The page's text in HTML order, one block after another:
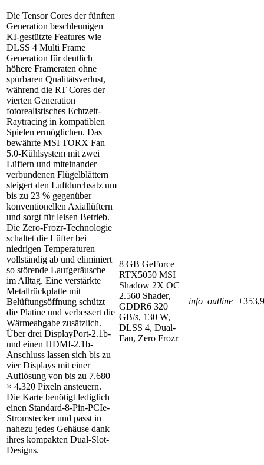
Die Tensor Cores der fünften
Generation beschleunigen
KI-gestützte Features wie
DLSS 4 Multi Frame
Generation für deutlich
höhere Frameraten ohne
spürbaren Qualitätsverlust,
während die RT Cores der
vierten Generation
fotorealistisches Echtzeit-
Raytracing in kompatiblen
Spielen ermöglichen. Das
bewährte MSI TORX Fan
5.0-Kühlsystem mit zwei
Lüftern und miteinander
verbundenen Flügelblättern
steigert den Luftdurchsatz um
bis zu 23 % gegenüber
konventionellen Axiallüftern
und sorgt für leisen Betrieb.
Die Zero-Frozr-Technologie
schaltet die Lüfter bei
niedrigen Temperaturen
vollständig ab und eliminiert
so störende Laufgeräusche
im Alltag. Eine verstärkte
Metallrückplatte mit
Belüftungsöffnung schützt
die Platine und verbessert die
Wärmeabgabe zusätzlich.
Über drei DisplayPort-2.1b-
und einen HDMI-2.1b-
Anschluss lassen sich bis zu
vier Displays mit einer
Auflösung von bis zu 7.680
× 4.320 Pixeln ansteuern.
Die Karte benötigt lediglich
einen Standard-8-Pin-PCIe-
Stromstecker und passt in
nahezu jedes Gehäuse dank
ihres kompakten Dual-Slot-
Designs.
8 GB GeForce
RTX5050 MSI
Shadow 2X OC
2.560 Shader,
GDDR6 320
GB/s, 130 W,
DLSS 4, Dual-
Fan, Zero Frozr
info_outline